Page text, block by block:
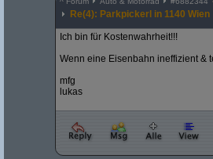
Re(4): Parkpickerl in 1140 Wien
Ich bin für Kostenwahrheit!!!
Wenn eine Eisenbahn ineffizient &
mfg
lukas